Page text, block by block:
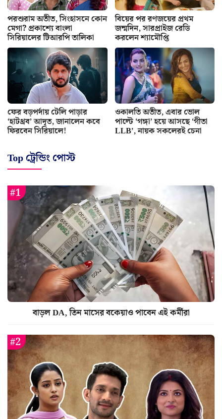
পরশুরাম অতীত, সিংহাসনে কোন
মেগা? প্রকাশ্যে বাংলা
সিরিয়ালের টিআরপি তালিকা
বিয়ের পর রণজয়ের প্রথম
জন্মদিন, সারপ্রাইজ রেডি
করলেন শ্যামৌপ্তি
ফের বড়পর্দায় টেলি পাড়ার
‘হাটথ্রব’ আদৃত, জানালেন কবে
ফিরবেন সিরিয়ালে!
ওকালতি অতীত, এবার ভোল
পাল্টে ‘গঙ্গা’ হয়ে আসছে ‘গীতা
LLB’, নায়ক সকলেরই চেনা
Top ট্রেন্ডিং পোস্ট
বাড়ল DA, তিন মাসের বকেয়াও পাবেন এই কর্মীরা